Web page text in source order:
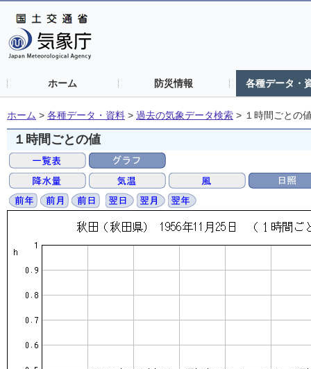
ホーム 防災情報 各種データ・
ホーム > 各種データ・資料 > 過去の気象データ検索 > １時間ごとの
１時間ごとの値